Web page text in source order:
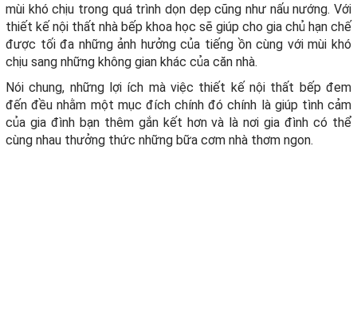
mùi khó chịu trong quá trình dọn dẹp cũng như nấu nướng. Với
thiết kế nội thất nhà bếp khoa học sẽ giúp cho gia chủ hạn chế
được tối đa những ảnh hưởng của tiếng ồn cùng với mùi khó
chịu sang những không gian khác của căn nhà.
Nói chung, những lợi ích mà việc thiết kế nội thất bếp đem
đến đều nhằm một mục đích chính đó chính là giúp tình cảm
của gia đình bạn thêm gắn kết hơn và là nơi gia đình có thể
cùng nhau thưởng thức những bữa cơm nhà thơm ngon.